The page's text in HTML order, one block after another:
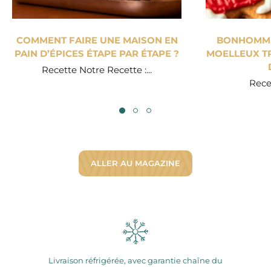
COMMENT FAIRE UNE MAISON EN
PAIN D’ÉPICES ÉTAPE PAR ÉTAPE ?
Recette Notre Recette :...
MOELLEUX
ALLER AU MAGAZINE
Livraison réfrigérée, avec garantie chaîne du